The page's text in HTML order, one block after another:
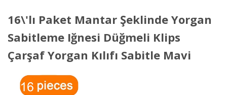
16\'lı Paket Mantar Şeklinde Yorgan
Sabitleme Iğnesi Düğmeli Klips
Çarşaf Yorgan Kılıfı Sabitle Mavi